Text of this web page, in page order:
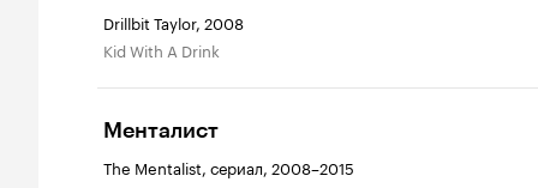
Drillbit Taylor, 2008
Kid With A Drink
Менталист
The Mentalist, сериал, 2008–2015